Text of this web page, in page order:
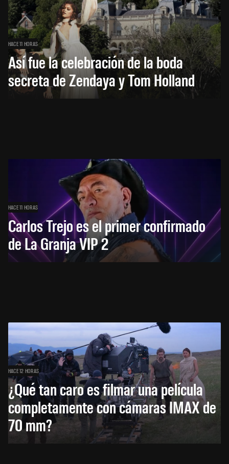
HACE 11 HORAS
Así fue la celebración de la boda
secreta de Zendaya y Tom Holland
HACE 11 HORAS
Carlos Trejo es el primer confirmado
de La Granja VIP 2
HACE 12 HORAS
¿Qué tan caro es filmar una película
completamente con cámaras IMAX de
70 mm?